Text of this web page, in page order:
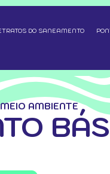
DO SANEAMENTO
AMBIENTE